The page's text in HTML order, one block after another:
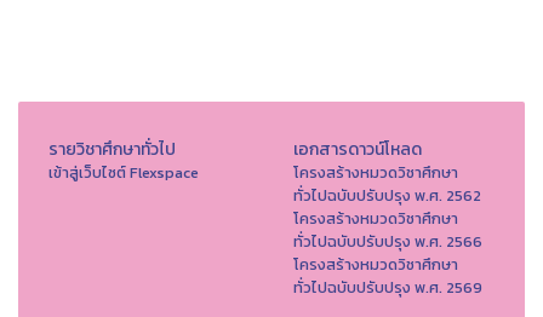
รายวิชาศึกษาทั่วไป
เข้าสู่เว็บไซต์ Flexspace
เอกสารดาวน์โหลด
โครงสร้างหมวดวิชาศึกษา
ทั่วไปฉบับปรับปรุง พ.ศ. 2562
โครงสร้างหมวดวิชาศึกษา
ทั่วไปฉบับปรับปรุง พ.ศ. 2566
โครงสร้างหมวดวิชาศึกษา
ทั่วไปฉบับปรับปรุง พ.ศ. 2569